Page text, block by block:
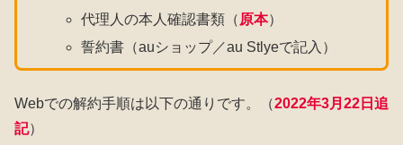
代理人の本人確認書類（ 原本）
誓約書（auショップ／au Stlyeで記入）
Webでの解約手順は以下の通りです。（2022年3月22日追
記）